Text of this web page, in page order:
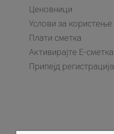
Ценовници
Услови за користење
Плати сметка
Активирајте Е-сметка
Припејд регистрација